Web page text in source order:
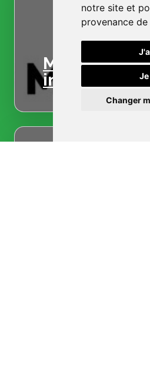
notre site et
provenance
Changer
Menuiserie
intérieure